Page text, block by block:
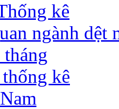
kê
ngành dệt
kê